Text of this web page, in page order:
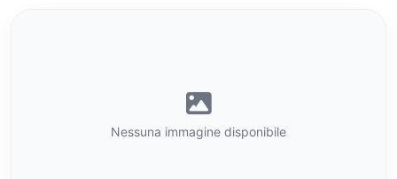
Nessuna immagine disponibile